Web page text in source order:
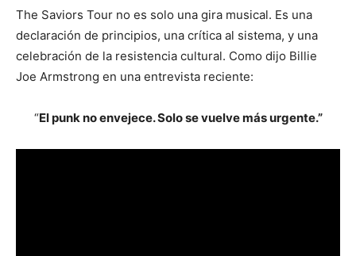
The Saviors Tour no es solo una gira musical. Es una
declaración de principios, una crítica al sistema, y una
celebración de la resistencia cultural. Como dijo Billie
Joe Armstrong en una entrevista reciente:
“El punk no envejece. Solo se vuelve más urgente.”